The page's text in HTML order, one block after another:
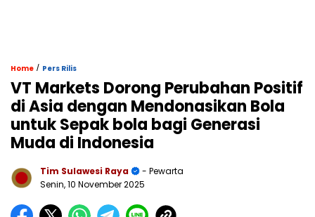
Home / Pers Rilis
VT Markets Dorong Perubahan Positif
di Asia dengan Mendonasikan Bola
untuk Sepak bola bagi Generasi
Muda di Indonesia
Tim Sulawesi Raya
- Pewarta
Senin, 10 November 2025